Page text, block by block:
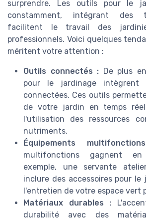
surprendre. Les outils pour le
constamment, intégrant des
facilitent le travail des
professionnels. Voici quelques
méritent votre attention :
Outils connectés : De plus
pour le jardinage intègrent
connectées. Ces outils
de votre jardin en temps
l'utilisation des ressources
nutriments.
Équipements
multifonctions gagnent
exemple, une servante
inclure des accessoires pour le
l'entretien de votre espace vert
Matériaux durables :
durabilité avec des